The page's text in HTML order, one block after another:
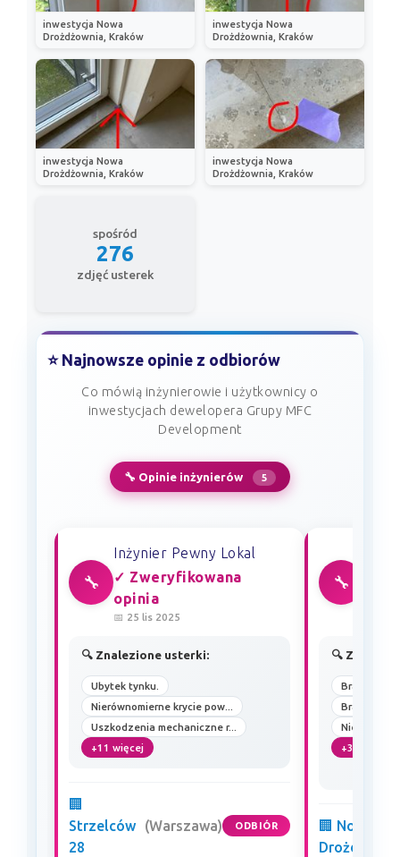
inwestycja Nowa
Drożdżownia, Kraków
inwestycja Nowa
Drożdżownia, Kraków
inwestycja Nowa
Drożdżownia, Kraków
inwestycja Nowa
Drożdżownia, Kraków
spośród
276
zdjęć usterek
⭐ Najnowsze opinie z odbiorów
Co mówią inżynierowie i użytkownicy o
inwestycjach dewelopera Grupy MFC
Development
🔧 Opinie inżynierów 5
🔧
Inżynier Pewny Lokal
✓ Zweryfikowana
opinia
📅 25 lis 2025
🔍 Znalezione usterki:
Ubytek tynku.
Nierównomierne krycie pow...
Uszkodzenia mechaniczne r...
+11 więcej
🏢
Strzelców
28
(Warszawa) ODBIÓR
🔧
🔍
Brak
Brak
+35 więcej
🏢 Nowa